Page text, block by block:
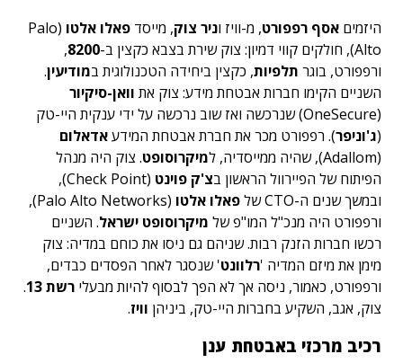
היזמים אסף רפפורט, מ-וויז וניר צוק, מייסד פאלו אלטו (Palo
Alto), חולקים קווי דמיון: צוק שירת בצבא כקצין ב-
8200
,
ורפפורט, בוגר תלפיות, כקצין ביחידה הטכנולוגית במודיעין.
השניים הקימו חברות אבטחת מידע: צוק את וואן-סיקיור
(OneSecure) שנרכשה ואז שוב נרכשה על ידי ענקית היי-טק
(ג'וניפר). רפפורט מכר את חברת אבטחת המידעאדאלום
(Adallom), שהיה ממייסדיה, ל
מיקרוסופט. צוק היה מנהל
הפיתוח של הפיירוול הראשון בצ'ק פוינט
(Check Point),
ובמשך שנים ה-CTO של
פאלו אלטו
(Palo Alto Networks),
ורפפורט היה מנכ"ל המו"פ של מיקרוסופט ישראל. השניים
רכשו חברות הזנק רבות. שניהם גם ניסו את כוחם במדיה: צוק
מימן את מיזם המדיה 'רלוונט' שנסגר לאחר הפסדים כבדים,
ורפפורט, כאמור, ניסה אך לא הפך לבסוף להיות מבעלי רשת 13
.
צוק, אגב, השקיע בחברות היי-טק, ביניהן וויז.
רכיב מרכזי באבטחת ענן